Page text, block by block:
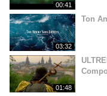
00:41
03:32
Ton
01:48